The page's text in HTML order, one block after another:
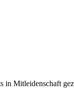
Mitleidenschaft